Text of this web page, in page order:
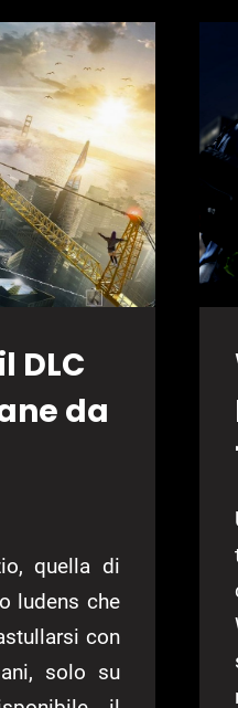
DLC
da
quella di
ludens che
con
solo su